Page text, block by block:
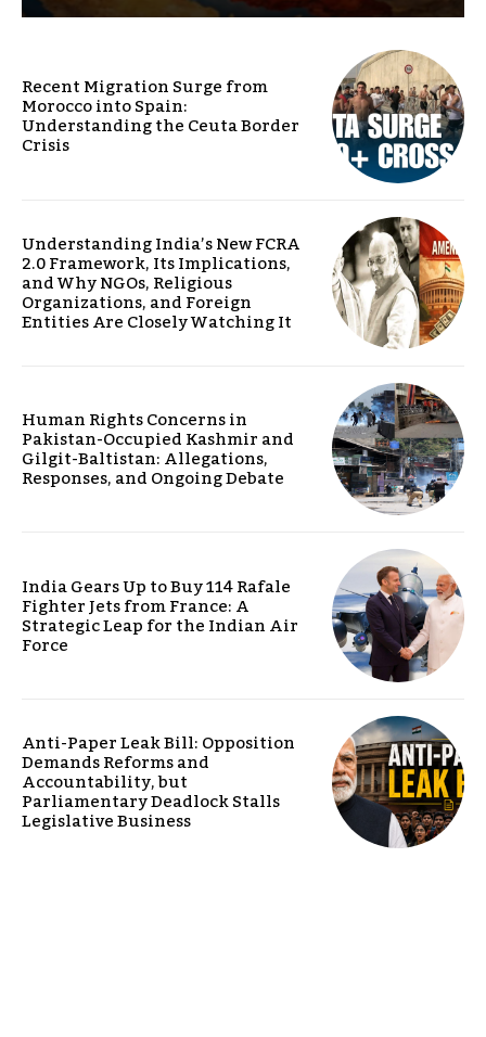
Recent Migration Surge from
Morocco into Spain:
Understanding the Ceuta Border
Crisis
Understanding India’s New FCRA
2.0 Framework, Its Implications,
and Why NGOs, Religious
Organizations, and Foreign
Entities Are Closely Watching It
Human Rights Concerns in
Pakistan-Occupied Kashmir and
Gilgit-Baltistan: Allegations,
Responses, and Ongoing Debate
India Gears Up to Buy 114 Rafale
Fighter Jets from France: A
Strategic Leap for the Indian Air
Force
Anti-Paper Leak Bill: Opposition
Demands Reforms and
Accountability, but
Parliamentary Deadlock Stalls
Legislative Business